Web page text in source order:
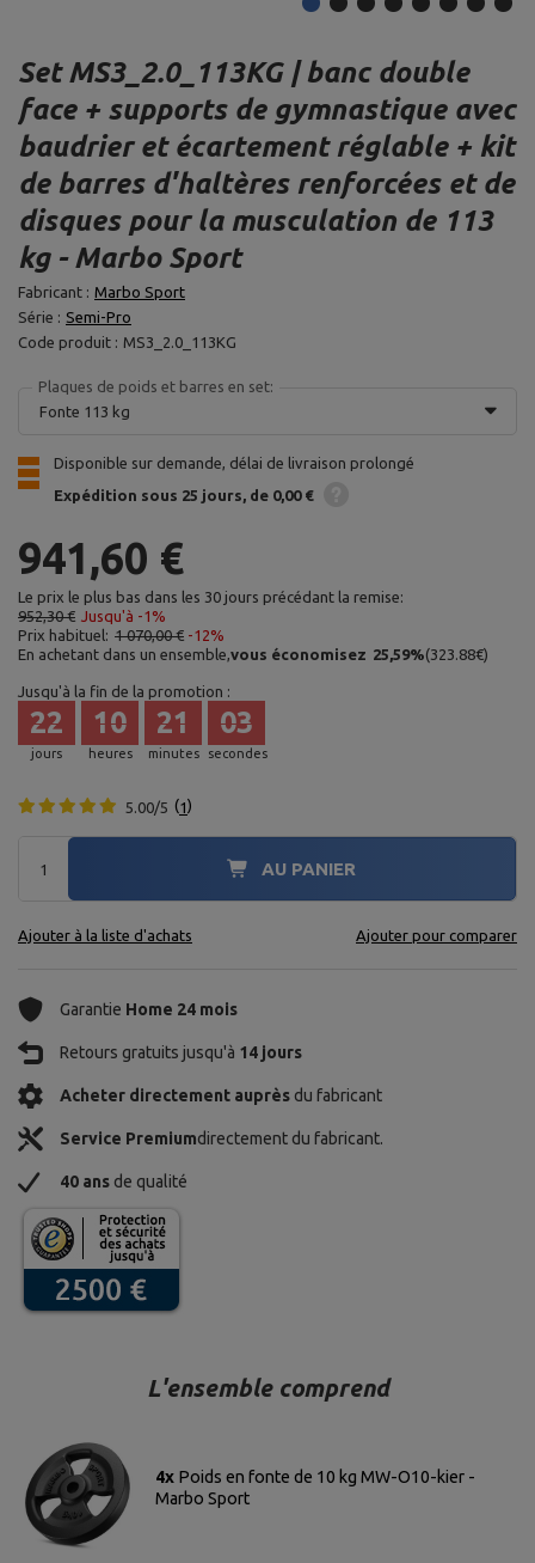
Set MS3_2.0_113KG | banc double
face + supports de gymnastique avec
baudrier et écartement réglable + kit
de barres d'haltères renforcées et de
disques pour la musculation de 113
kg - Marbo Sport
Fabricant : Marbo Sport
Série : Semi-Pro
Code produit : MS3_2.0_113KG
Plaques de poids et barres en set:
Fonte 113 kg
Disponible sur demande, délai de livraison prolongé
Expédition sous 25 jours de 0,00 €
941,60 €
Le prix le plus bas dans les 30 jours précédant la remise:
952,30 € Jusqu'à -1%
Prix habituel: 1 070,00 € -12%
En achetant dans un ensemble,vous économisez 25,59%(323.88€)
Jusqu'à la fin de la promotion :
jours
22
heures
10
minutes
21
secondes
02
5.00/5 1
AU PANIER
Ajouter à la liste d'achats Ajouter pour comparer
Garantie Home 24 mois
Retours gratuits jusqu'à 14 jours
Acheter directement auprès du fabricant
Service Premiumdirectement du fabricant.
40 ans de qualité
L'ensemble comprend
4x Poids en fonte de 10 kg MW-O10-kier -
Marbo Sport